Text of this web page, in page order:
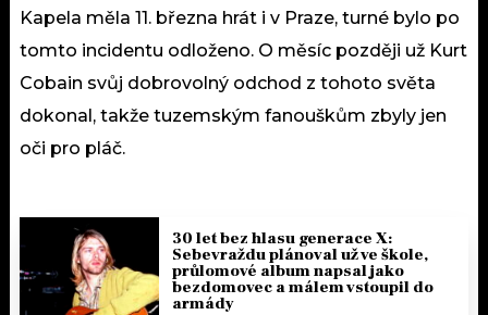
Kapela měla 11. března hrát i v Praze, turné bylo po
tomto incidentu odloženo. O měsíc později už Kurt
Cobain svůj dobrovolný odchod z tohoto světa
dokonal, takže tuzemským fanouškům zbyly jen
oči pro pláč.
30 let bez hlasu generace X:
Sebevraždu plánoval už ve škole,
průlomové album napsal jako
bezdomovec a málem vstoupil do
armády